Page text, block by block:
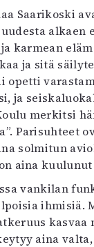
Saarikoski
alkaen
karmean
ja sitä
opetti
ja
merkitsi
Parisuhteet
solmitun
aina
vankilan
ihmisiä.
kasvaa
aina